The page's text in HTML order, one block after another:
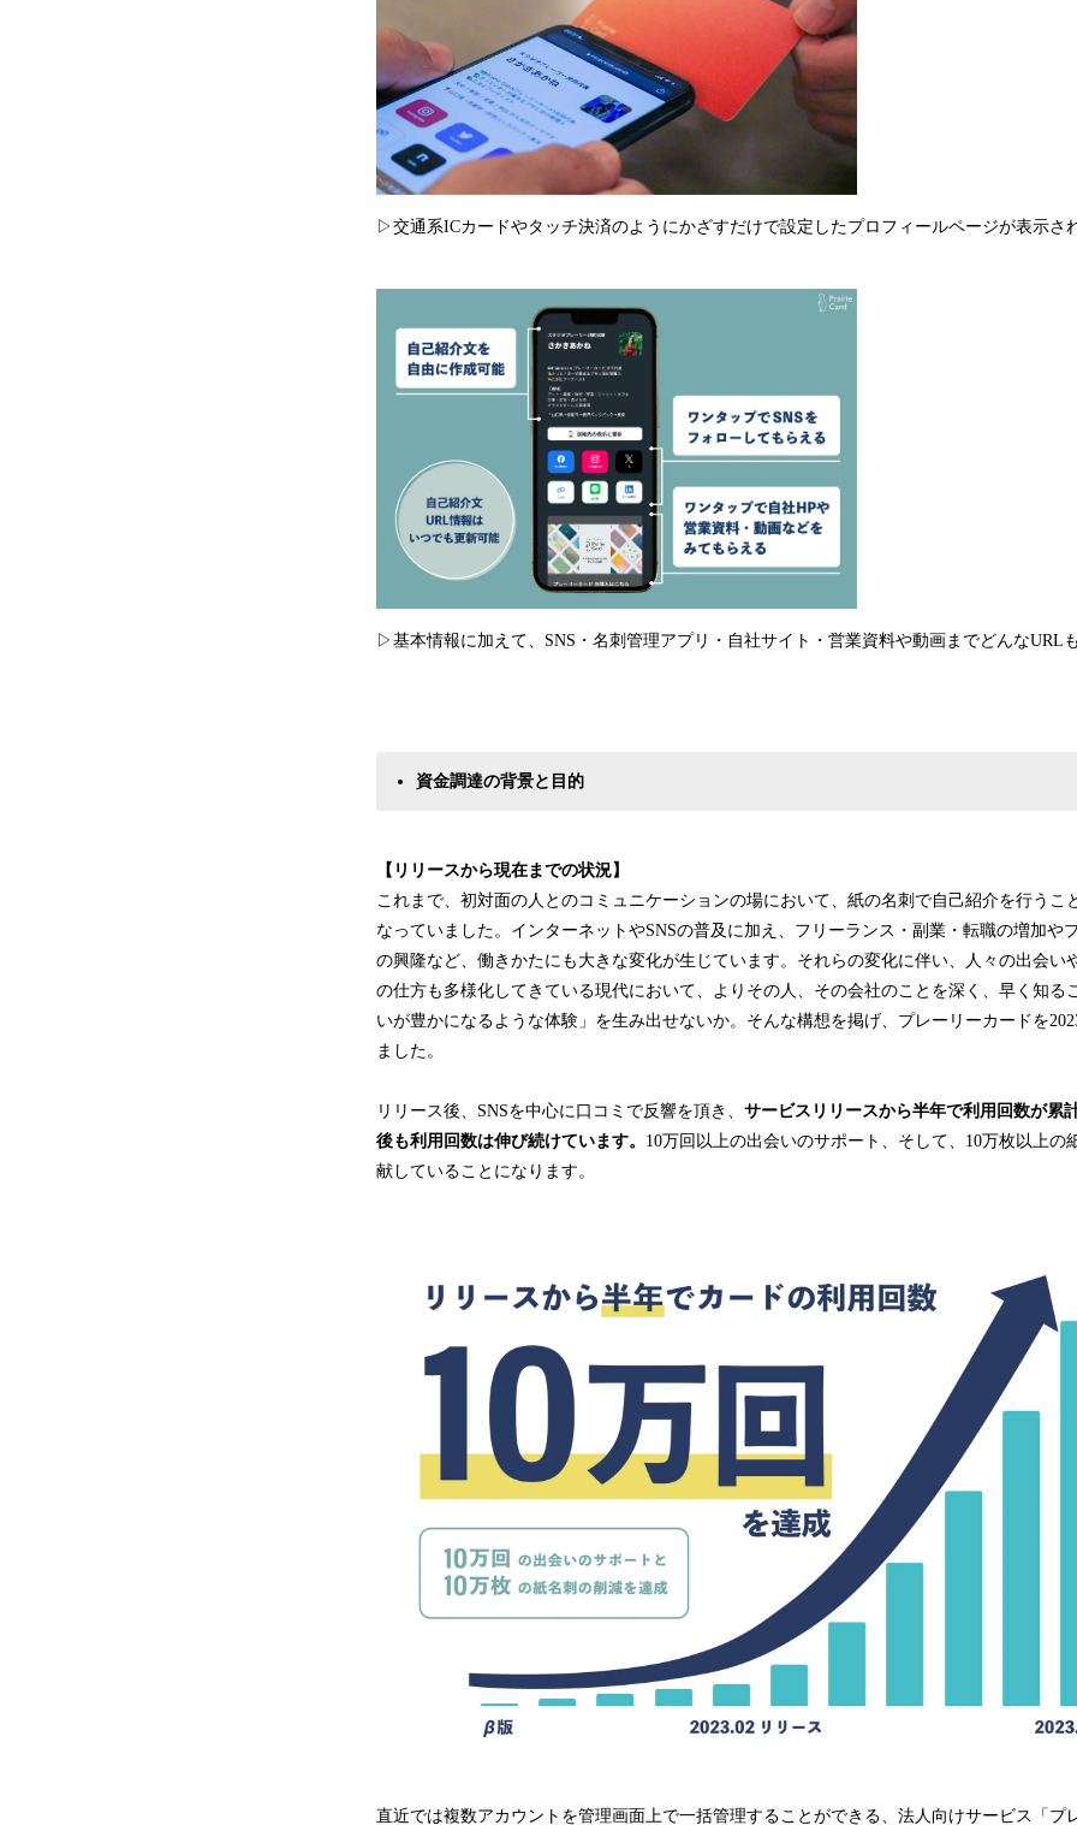
▷交通系ICカードやタッチ決済のようにかざすだけで設定したプロフィールページが表示さ
▷基本情報に加えて、SNS・名刺管理アプリ・自社サイト・営業資料や動画までどんなURL
資金調達の背景と目的
【リリースから現在までの状況】
これまで、初対面の人とのコミュニケーションの場において、紙の名刺で自己紹介を行うこ
なっていました。インターネットやSNSの普及に加え、フリーランス・副業・転職の増加や
の興隆など、働きかたにも大きな変化が生じています。それらの変化に伴い、人々の出会い
の仕方も多様化してきている現代において、よりその人、その会社のことを深く、早く知る
いが豊かになるような体験」を生み出せないか。そんな構想を掲げ、プレーリーカードを
ました。
リリース後、SNSを中心に口コミで反響を頂き、 サービスリリースから半年で利用回数が累
後も利用回数は伸び続けています。 10万回以上の出会いのサポート、そして、10万枚以上の
献していることになります。
直近では複数アカウントを管理画面上で一括管理することができる、法人向けサービス「プ